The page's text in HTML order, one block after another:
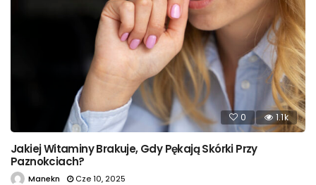
0 1.1k
Jakiej Witaminy Brakuje, Gdy Pękają Skórki Przy
Paznokciach?
Manekn Cze 10, 2025